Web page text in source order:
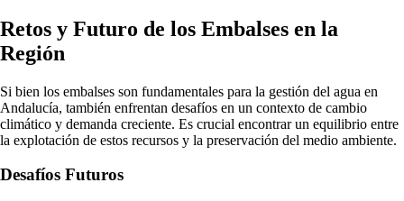
Retos y Futuro de los Embalses en la
Región
Si bien los embalses son fundamentales para la gestión del agua en
Andalucía, también enfrentan desafíos en un contexto de cambio
climático y demanda creciente. Es crucial encontrar un equilibrio entre
la explotación de estos recursos y la preservación del medio ambiente.
Desafíos Futuros